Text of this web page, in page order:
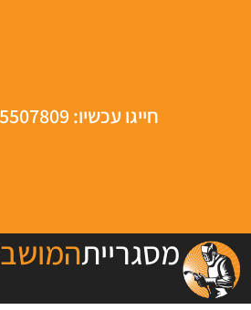
חייגו עכשיו: 052-5507809
מסגרייתהמושב